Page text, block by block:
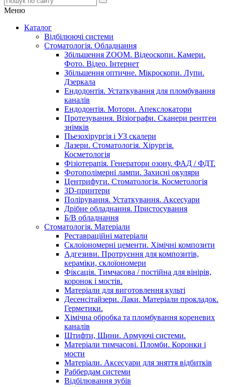
Меню
Каталог
Відбілюючі системи
Стоматологія. Обладнання
Збільшення ZOOM. Відеоскопи. Камери.
Фото. Відео. Інтернет
Збільшення оптичне. Мікроскопи. Лупи.
Дзеркала
Ендодонтія. Устаткування для пломбування
каналів
Ендодонтія. Мотори. Апекслокатори
Протезування. Візіографи. Сканери рентген
знімків
Пьезохірургія і УЗ cкалери
Лазери. Стоматологія. Хірургія.
Косметологія
Фізіотерапія. Генератори озону. ФАД / ФДТ.
Фотополімерні лампи. Захисні окуляри
Центрифуги. Стоматологія. Косметологія
3D-принтери
Полірування. Устаткування. Аксесуари
Дрібне обладнання. Пристосування
Б/В обладнання
Стоматологія. Матеріали
Реставраційні матеріали
Склоіономерні цементи. Хімічні композити
Адгезиви. Протруєння для композитів,
кераміки, склоїономери
Фіксація. Тимчасова / постійна для вінірів,
коронок і мостів.
Матеріали для виготовлення культі
Десенсітайзери. Лаки. Матеріали прокладок.
Герметики.
Хімічна обробка та пломбування кореневих
каналів
Штифти, Шини. Армуючі системи.
Матеріали тимчасові. Пломби. Коронки і
мости
Матеріали. Аксесуари для зняття відбитків
Раббердам системи
Відбілювання зубів